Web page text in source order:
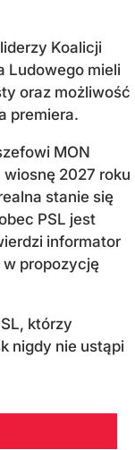
Koalicji
Ludowego mieli
oraz możliwość
premiera.
MON
2027 roku
stanie się
PSL jest
informator
w propozycję
którzy
nigdy nie ustąpi